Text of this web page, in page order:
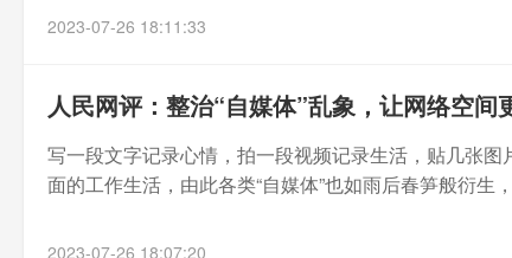
2023-07-26 18:11:33
人民网评：整治“自媒体”乱象，让网络空间
写一段文字记录心情，拍一段视频记录生活，贴几张
面的工作生活，由此各类“自媒体”也如雨后春笋般衍生
2023-07-26 18:07:20